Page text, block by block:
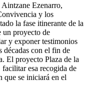
Ezenarro,
y los
la fase itinerante de la
un proyecto de
y exponer testimonios
décadas con el fin de
El proyecto Plaza de la
esa recogida de
que se iniciará en el